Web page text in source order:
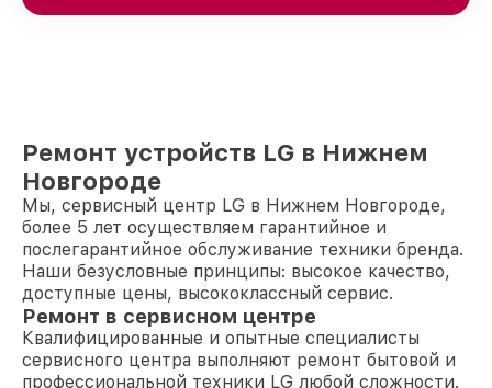
Ремонт устройств LG в Нижнем
Новгороде
Мы, сервисный центр LG в Нижнем Новгороде,
более 5 лет осуществляем гарантийное и
послегарантийное обслуживание техники бренда.
Наши безусловные принципы: высокое качество,
доступные цены, высококлассный сервис.
Ремонт в сервисном центре
Квалифицированные и опытные специалисты
сервисного центра выполняют ремонт бытовой и
профессиональной техники LG любой сложности.